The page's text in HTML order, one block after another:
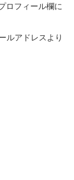
ロフィール欄に
ルアドレスより